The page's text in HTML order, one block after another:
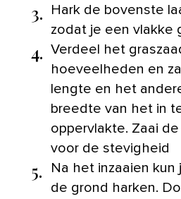
3.
Hark de bovenste
zodat je een vlakke
4. Verdeel het
hoeveelheden en
lengte en het
breedte van het in
oppervlakte. Zaai
voor de stevigheid
5.
Na het inzaaien kun
de grond harken.